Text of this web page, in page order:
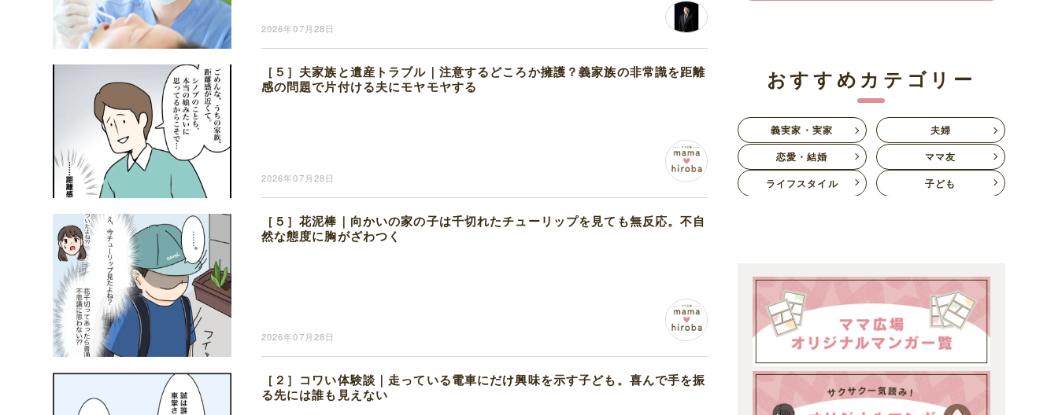
2026年07月28日
［５］夫家族と遺産トラブル｜注意するどころか擁護？義家族の非常識を距離
感の問題で片付ける夫にモヤモヤする
2026年07月28日
［５］花泥棒｜向かいの家の子は千切れたチューリップを見ても無反応。不自
然な態度に胸がざわつく
2026年07月28日
［２］コワい体験談｜走っている電車にだけ興味を示す子ども。喜んで手を振
る先には誰も見えない
おすすめカテゴリー
義実家・実家
夫婦
恋愛・結婚
ママ友
ライフスタイル
子ども